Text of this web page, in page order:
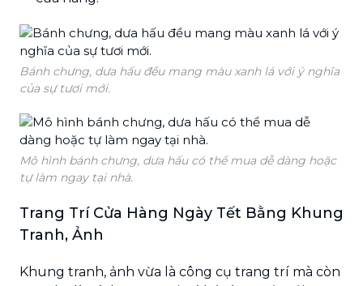
Bánh chưng, dưa hấu đều mang màu xanh lá với ý nghĩa
của sự tươi mới.
Mô hình bánh chưng, dưa hấu có thể mua dễ dàng hoặc
tự làm ngay tại nhà.
Trang Trí Cửa Hàng Ngày Tết Bằng Khung
Tranh, Ảnh
Khung tranh, ảnh vừa là công cụ trang trí mà còn